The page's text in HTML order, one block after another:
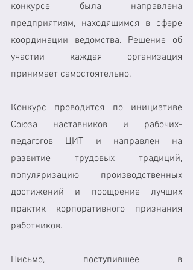
конкурсе была направлена
предприятиям, находящимся в сфере
координации ведомства. Решение об
участии каждая организация
принимает самостоятельно.
Конкурс проводится по инициативе
Союза наставников и рабочих-
педагогов ЦИТ и направлен на
развитие трудовых традиций,
популяризацию производственных
достижений и поощрение лучших
практик корпоративного признания
работников.
Письмо, поступившее в